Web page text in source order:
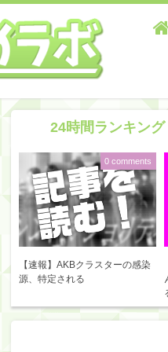
24時間ランキング
【速報】AKBクラスターの感染
源、特定される
0 comments